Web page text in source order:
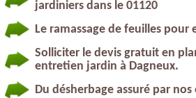
jardiniers dans le 01120
Le ramassage de feuilles pour
Solliciter le devis gratuit en
entretien jardin à Dagneux.
Du désherbage assuré par